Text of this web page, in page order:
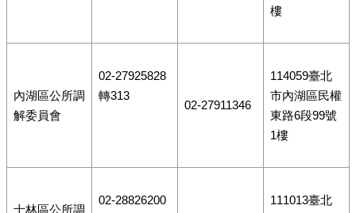
樓
內湖區公所調
解委員會
02-27925828
轉313
02-27911346
114059臺北
市內湖區民權
東路6段99號
1樓
士林區公所調
02-28826200 111013臺北